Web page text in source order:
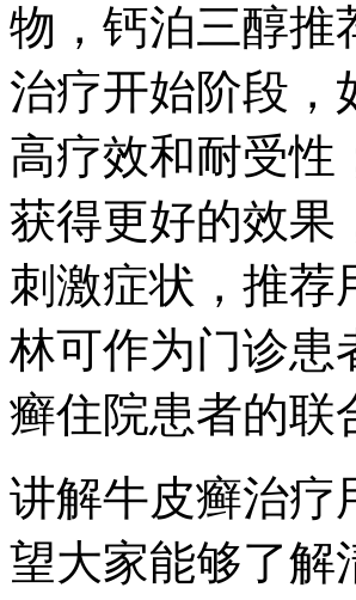
物，钙泊三醇推
治疗开始阶段，
高疗效和耐受性
获得更好的效果
刺激症状，推荐
林可作为门诊患
癣住院患者的联
讲解牛皮癣治疗
望大家能够了解